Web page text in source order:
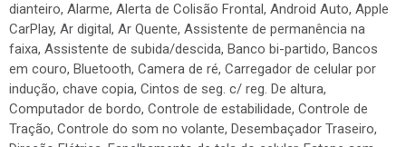
dianteiro, Alarme, Alerta de Colisão Frontal, Android Auto, Apple
CarPlay, Ar digital, Ar Quente, Assistente de permanência na
faixa, Assistente de subida/descida, Banco bi-partido, Bancos
em couro, Bluetooth, Camera de ré, Carregador de celular por
indução, chave copia, Cintos de seg. c/ reg. De altura,
Computador de bordo, Controle de estabilidade, Controle de
Tração, Controle do som no volante, Desembaçador Traseiro,